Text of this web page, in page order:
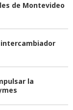
de Montevideo
la